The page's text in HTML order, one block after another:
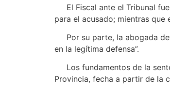
El Fiscal ante el Tribunal fue
para el acusado; mientras que
Por su parte, la abogada
en la legítima defensa”.
Los fundamentos de la
Provincia, fecha a partir de la